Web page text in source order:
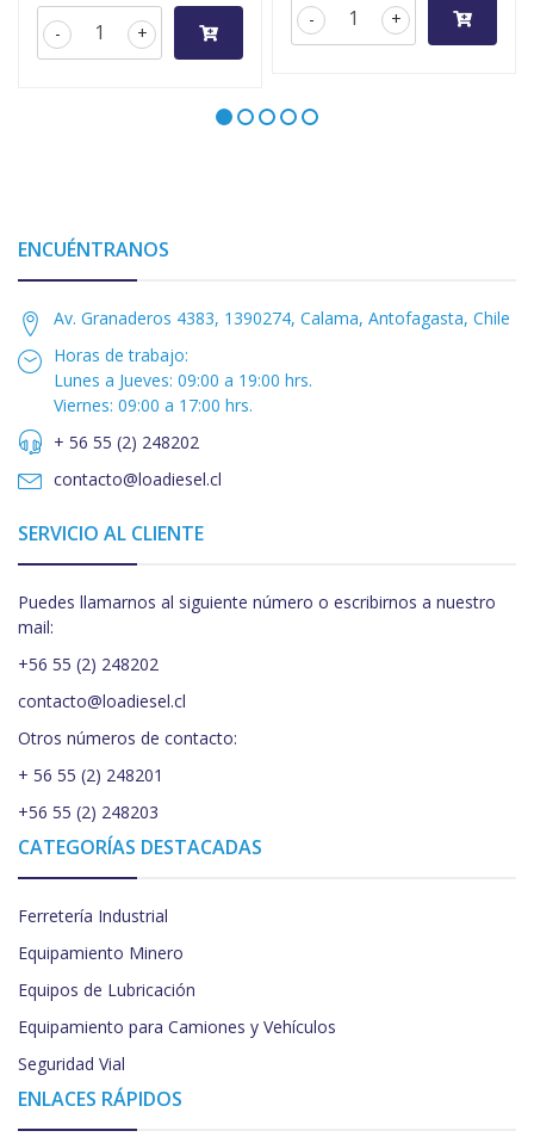
+
-
+
-
ENCUÉNTRANOS
Av. Granaderos 4383, 1390274, Calama, Antofagasta, Chile
Horas de trabajo:
Lunes a Jueves: 09:00 a 19:00 hrs.
Viernes: 09:00 a 17:00 hrs.
+ 56 55 (2) 248202
contacto@loadiesel.cl
SERVICIO AL CLIENTE
Puedes llamarnos al siguiente número o escribirnos a nuestro
mail:
+56 55 (2) 248202
contacto@loadiesel.cl
Otros números de contacto:
+ 56 55 (2) 248201
+56 55 (2) 248203
CATEGORÍAS DESTACADAS
Ferretería Industrial
Equipamiento Minero
Equipos de Lubricación
Equipamiento para Camiones y Vehículos
Seguridad Vial
ENLACES RÁPIDOS